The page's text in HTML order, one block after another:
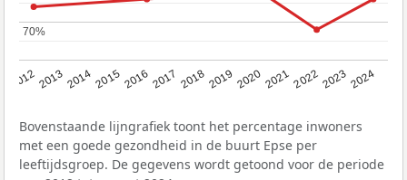
201220132014201520162017 20182019 20202021202220232024
70%
70%
Bovenstaande lijngrafiek toont het percentage inwoners
met een goede gezondheid in de buurt Epse per
leeftijdsgroep. De gegevens wordt getoond voor de periode